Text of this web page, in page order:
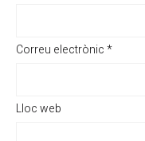
Correu electrònic*
Lloc web